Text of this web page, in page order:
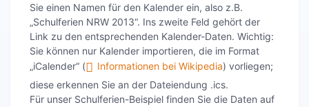
Sie einen Namen für den Kalender ein, also z.B.
„Schulferien NRW 2013“. Ins zweite Feld gehört der
Link zu den entsprechenden Kalender-Daten. Wichtig:
Sie können nur Kalender importieren, die im Format
„iCalender“ (
Informationen bei Wikipedia) vorliegen;
diese erkennen Sie an der Dateiendung .ics.
Für unser Schulferien-Beispiel finden Sie die Daten auf